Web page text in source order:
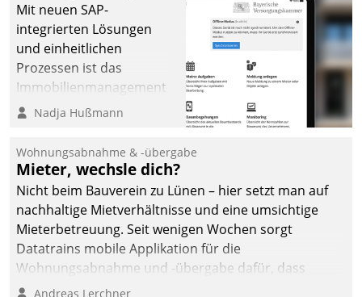
Mit neuen SAP-
integrierten Lösungen
und einheitlichen
Prozessen ist das
Immobilienmanagement
der Bayerischen
Ressort Kapitalanlage für
künftige Aufgaben und
Herausforderungen
gerüstet.
Nadja Hußmann
Wohnungsabnahme & -übergabe
Mieter, wechsle dich?
Nicht beim Bauverein zu Lünen – hier setzt man auf
nachhaltige Mietverhältnisse und eine umsichtige
Mieterbetreuung. Seit wenigen Wochen sorgt
Datatrains mobile Applikation für die
Wohnungsabnahme und -übergabe dafür, dass
Mieter wohlgeordnet kommen und, so es sein muss,
Andreas Lerchner